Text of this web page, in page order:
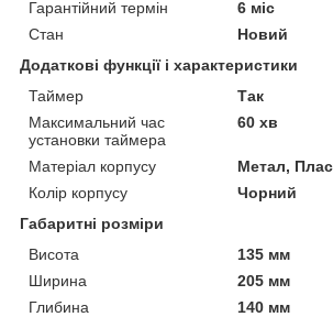
Гарантійний термін
6 міс
Стан
Новий
Додаткові функції і характеристики
Таймер
Так
Максимальний час
установки таймера
60 хв
Матеріал корпусу
Метал,
Колір корпусу
Чорний
Габаритні розміри
Висота
135 мм
Ширина
205 мм
Глибина
140 мм